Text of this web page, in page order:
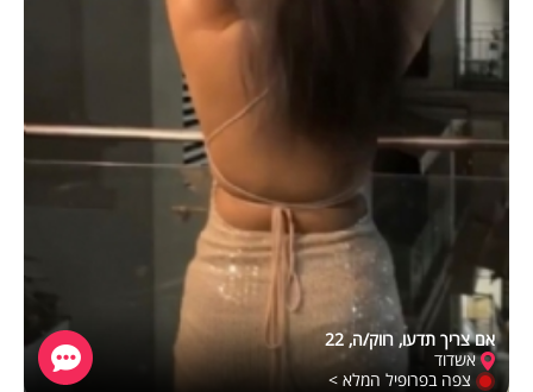
אם צריך תדעו, רווק/ה, 22
אשדוד
צפה בפרופיל המלא >